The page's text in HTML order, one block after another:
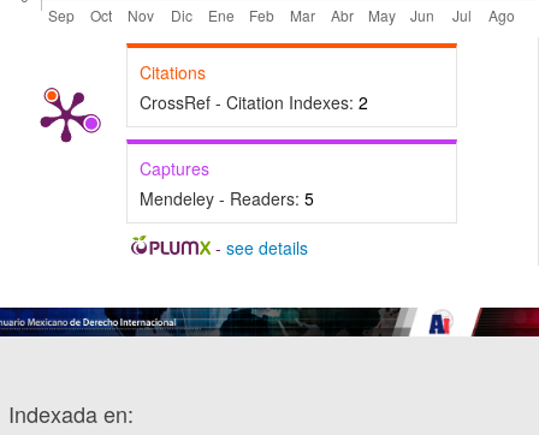
Citations
CrossRef - Citation Indexes: 2
Captures
Mendeley - Readers: 5
- see details
Indexada en: